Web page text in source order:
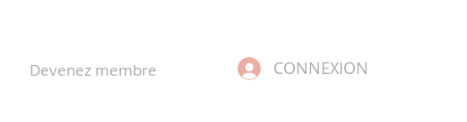
Devenez membre CONNEXION